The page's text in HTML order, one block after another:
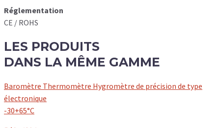
Réglementation
CE / ROHS
LES PRODUITS
DANS LA MÊME GAMME
Baromètre Thermomètre Hygromètre de précision de type
électronique
-30+65°C